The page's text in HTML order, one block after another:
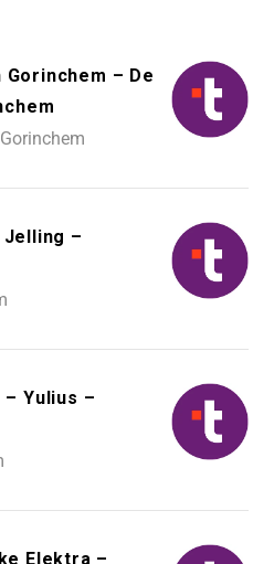
– De
Gorinchem
–
Yulius –
Elektra –